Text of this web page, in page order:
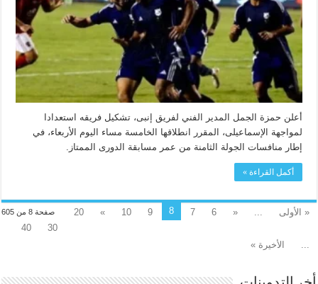
أعلن حمزة الجمل المدير الفني لفريق إنبى، تشكيل فريقه استعدادا
لمواجهة الإسماعيلى، المقرر انطلاقها الخامسة مساء اليوم الأربعاء، في
إطار منافسات الجولة الثامنة من عمر مسابقة الدورى الممتاز.
أكمل القراءة »
صفحة 8 من 605 « الأولى «
6
7
8
9
10
»
20
30
40
الأخيرة »